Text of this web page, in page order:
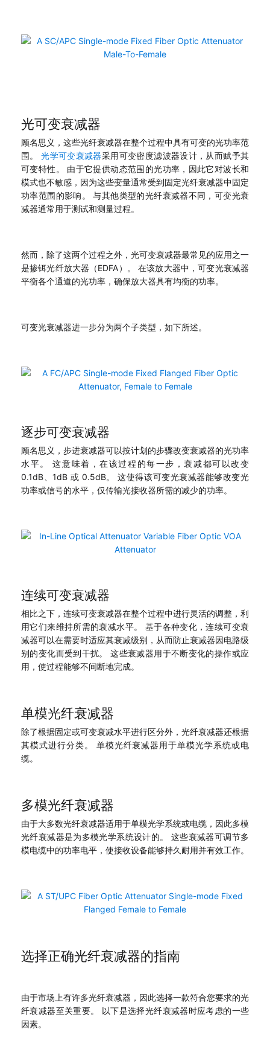
光可变衰减器
顾名思义，这些光纤衰减器在整个过程中具有可变的光功率范
围。光学可变衰减器采用可变密度滤波器设计，从而赋予其
可变特性。 由于它提供动态范围的光功率，因此它对波长和
模式也不敏感，因为这些变量通常受到固定光纤衰减器中固定
功率范围的影响。 与其他类型的光纤衰减器不同，可变光衰
减器通常用于测试和测量过程。
然而，除了这两个过程之外，光可变衰减器最常见的应用之一
是掺铒光纤放大器（EDFA）。 在该放大器中，可变光衰减器
平衡各个通道的光功率，确保放大器具有均衡的功率。
可变光衰减器进一步分为两个子类型，如下所述。
逐步可变衰减器
顾名思义，步进衰减器可以按计划的步骤改变衰减器的光功率
水平。 这意味着，在该过程的每一步，衰减都可以改变
0.1dB、1dB 或 0.5dB。 这使得该可变光衰减器能够改变光
功率或信号的水平，仅传输光接收器所需的减少的功率。
连续可变衰减器
相比之下，连续可变衰减器在整个过程中进行灵活的调整，利
用它们来维持所需的衰减水平。 基于各种变化，连续可变衰
减器可以在需要时适应其衰减级别，从而防止衰减器因电路级
别的变化而受到干扰。 这些衰减器用于不断变化的操作或应
用，使过程能够不间断地完成。
单模光纤衰减器
除了根据固定或可变衰减水平进行区分外，光纤衰减器还根据
其模式进行分类。 单模光纤衰减器用于单模光学系统或电
缆。
多模光纤衰减器
由于大多数光纤衰减器适用于单模光学系统或电缆，因此多模
光纤衰减器是为多模光学系统设计的。 这些衰减器可调节多
模电缆中的功率电平，使接收设备能够持久耐用并有效工作。
选择正确光纤衰减器的指南
由于市场上有许多光纤衰减器，因此选择一款符合您要求的光
纤衰减器至关重要。 以下是选择光纤衰减器时应考虑的一些
因素。